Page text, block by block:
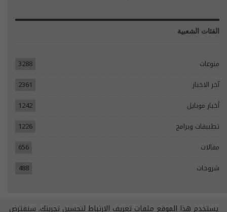
الفئات الشعبية
منوعات
3288
آخر الاخبار
2361
أخبار موبايل
1242
تطبيقات وبرامج
1226
مقالات
656
شروحات
488
يستخدم هذا الموقع ملفات تعريف الارتباط لتحسين تجربتك. سنفترض